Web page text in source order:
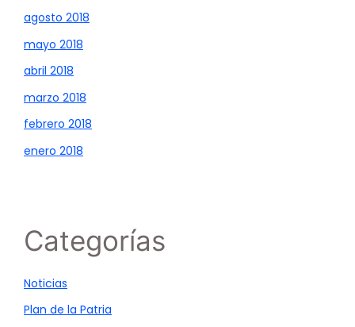
agosto 2018
mayo 2018
abril 2018
marzo 2018
febrero 2018
enero 2018
Categorías
Noticias
Plan de la Patria